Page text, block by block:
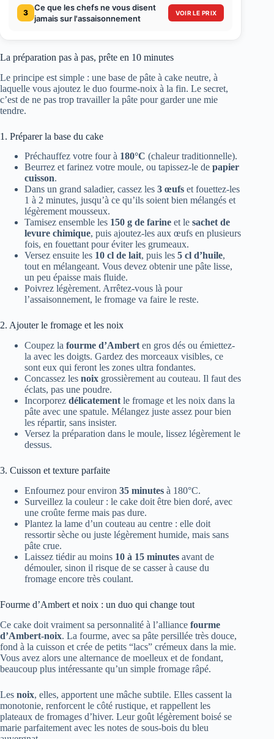
3
Ce que les chefs ne vous disent
jamais sur l'assaisonnement
VOIR LE PRIX
La préparation pas à pas, prête en 10 minutes
Le principe est simple : une base de pâte à cake neutre, à
laquelle vous ajoutez le duo fourme-noix à la fin. Le secret,
c’est de ne pas trop travailler la pâte pour garder une mie
tendre.
1. Préparer la base du cake
Préchauffez votre four à 180°C (chaleur traditionnelle).
Beurrez et farinez votre moule, ou tapissez-le de papier
cuisson.
Dans un grand saladier, cassez les 3 œufs et fouettez-les
1 à 2 minutes, jusqu’à ce qu’ils soient bien mélangés et
légèrement mousseux.
Tamisez ensemble les 150 g de farine et le sachet de
levure chimique, puis ajoutez-les aux œufs en plusieurs
fois, en fouettant pour éviter les grumeaux.
Versez ensuite les 10 cl de lait, puis les 5 cl d’huile,
tout en mélangeant. Vous devez obtenir une pâte lisse,
un peu épaisse mais fluide.
Poivrez légèrement. Arrêtez-vous là pour
l’assaisonnement, le fromage va faire le reste.
2. Ajouter le fromage et les noix
Coupez la fourme d’Ambert en gros dés ou émiettez-
la avec les doigts. Gardez des morceaux visibles, ce
sont eux qui feront les zones ultra fondantes.
Concassez les noix grossièrement au couteau. Il faut des
éclats, pas une poudre.
Incorporez délicatement le fromage et les noix dans la
pâte avec une spatule. Mélangez juste assez pour bien
les répartir, sans insister.
Versez la préparation dans le moule, lissez légèrement le
dessus.
3. Cuisson et texture parfaite
Enfournez pour environ 35 minutes à 180°C.
Surveillez la couleur : le cake doit être bien doré, avec
une croûte ferme mais pas dure.
Plantez la lame d’un couteau au centre : elle doit
ressortir sèche ou juste légèrement humide, mais sans
pâte crue.
Laissez tiédir au moins 10 à 15 minutes avant de
démouler, sinon il risque de se casser à cause du
fromage encore très coulant.
Fourme d’Ambert et noix : un duo qui change tout
Ce cake doit vraiment sa personnalité à l’alliance fourme
d’Ambert-noix. La fourme, avec sa pâte persillée très douce,
fond à la cuisson et crée de petits “lacs” crémeux dans la mie.
Vous avez alors une alternance de moelleux et de fondant,
beaucoup plus intéressante qu’un simple fromage râpé.
Les noix, elles, apportent une mâche subtile. Elles cassent la
monotonie, renforcent le côté rustique, et rappellent les
plateaux de fromages d’hiver. Leur goût légèrement boisé se
marie parfaitement avec les notes de sous-bois du bleu